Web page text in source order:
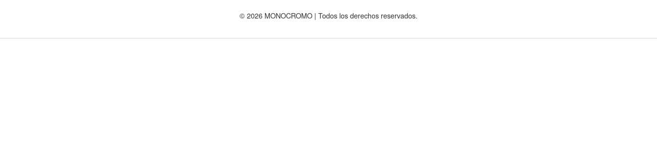
© 2026 MONOCROMO | Todos los derechos reservados.